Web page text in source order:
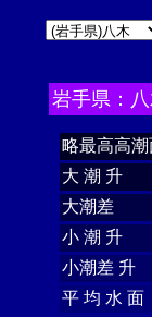
岩手県：
略最高高潮
大 潮 升
大潮差
小 潮 升
小潮差 升
平 均 水 面